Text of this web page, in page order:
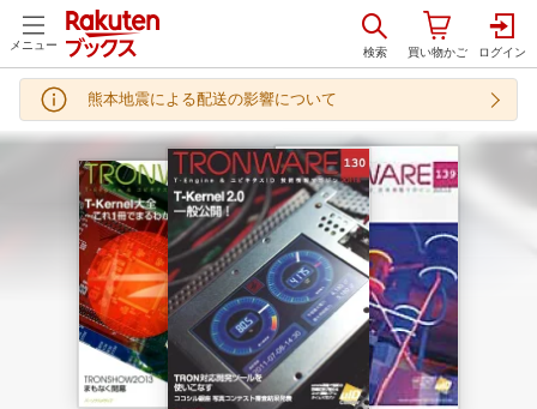
メニュー
熊本地震による配送の影響について